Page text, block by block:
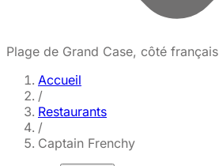
Plage de Grand Case, côté français
Accueil
/
Restaurants
/
Captain Frenchy